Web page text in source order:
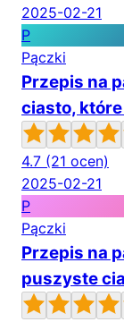
2025-02-21
P
Pączki
Przepis na
ciasto,
4.7 (21 ocen)
2025-02-21
P
Pączki
Przepis na
puszyste